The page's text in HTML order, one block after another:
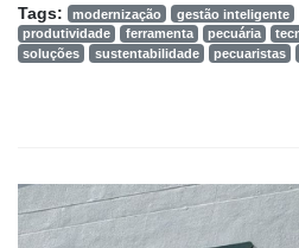
Tags: modernização
gestão inteligente
produtividade
ferramenta pecuária
soluções
sustentabilidade pecuaristas